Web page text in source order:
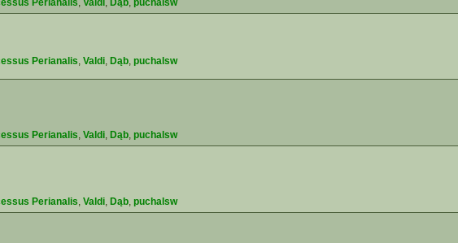
Perianalis, Valdi , Dąb, puchalsw
Perianalis, Valdi, Dąb, puchalsw
Perianalis, Valdi, Dąb, puchalsw
Perianalis, Valdi, Dąb, puchalsw